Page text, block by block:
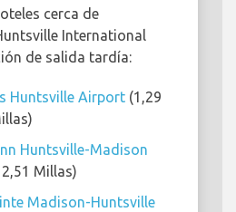
cerca de
International
de salida tardía:
Huntsville Airport (1,29
Huntsville-Madison
Millas)
Madison-Huntsville